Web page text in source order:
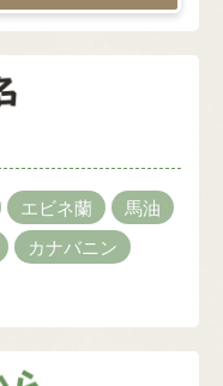
エビネ蘭
馬油
カナバニン